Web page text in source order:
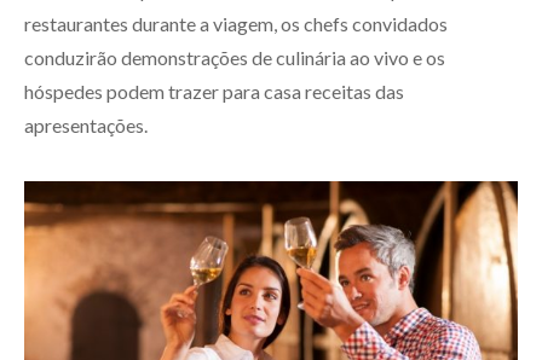
restaurantes durante a viagem, os chefs convidados
conduzirão demonstrações de culinária ao vivo e os
hóspedes podem trazer para casa receitas das
apresentações.